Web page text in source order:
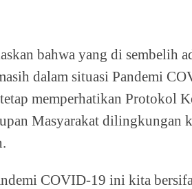
bahwa yang di sembelih
dalam situasi Pandemi
memperhatikan Protokol
Masyarakat dilingkungan
COVID-19 ini kita